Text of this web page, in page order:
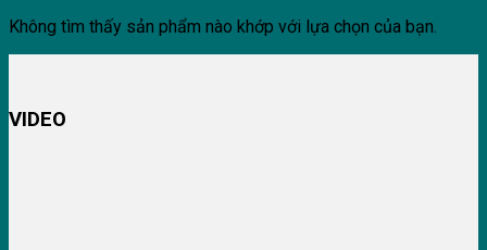
Không tìm thấy sản phẩm nào khớp với lựa chọn của bạn.
VIDEO